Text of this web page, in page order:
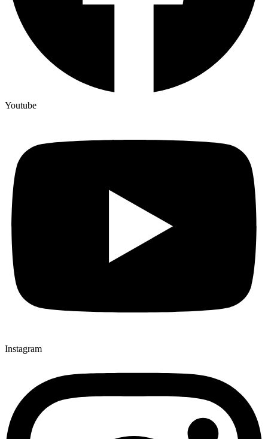
Youtube
Instagram